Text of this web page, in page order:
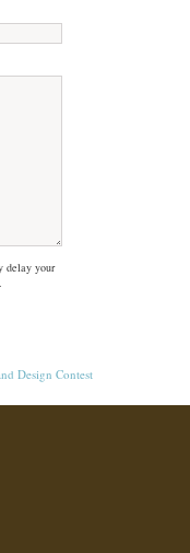
delay your
Design Contest